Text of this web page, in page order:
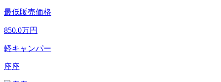
最低販売価格
850.0万円
軽キャンパー
座座